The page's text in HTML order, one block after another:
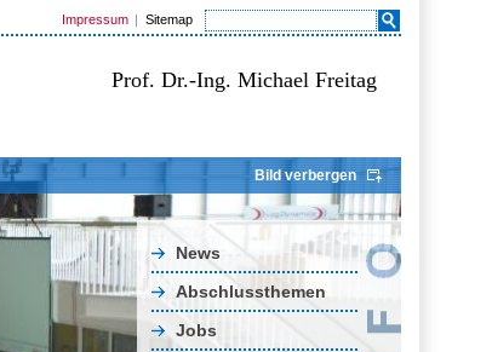
Impressum Sitemap
Prof. Dr.-Ing. Michael Freitag
Bild verbergen
News
Abschlussthemen
Jobs